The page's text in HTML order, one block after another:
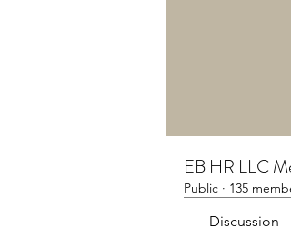
EB HR LLC
Public · 135
Discussion